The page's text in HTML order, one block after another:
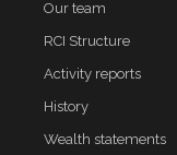
Our team
RCI Structure
Activity reports
History
Wealth statements